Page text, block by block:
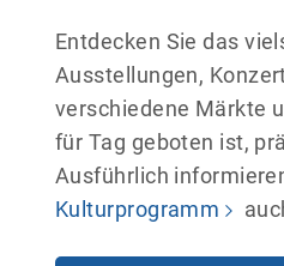
Entdecken Sie das
Ausstellungen,
verschiedene Märkte
für Tag geboten ist,
Ausführlich
Kulturprogramm